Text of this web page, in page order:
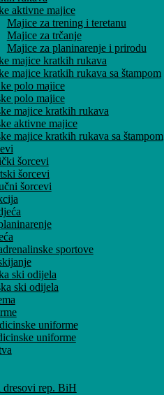
aktivne majice
Majice za trening i teretanu
Majice za trčanje
Majice za planinarenje i prirodu
majice kratkih rukava
majice kratkih rukava sa štampom
polo majice
polo majice
majice kratkih rukava
aktivne majice
majice kratkih rukava sa štampom
šorcevi
šorcevi
šorcevi
sportove
ski odijela
ski odijela
uniforme
uniforme
dresovi rep. BiH